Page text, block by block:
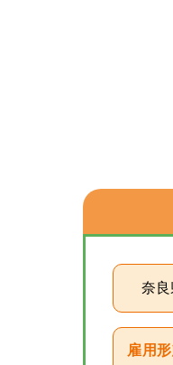
奈
雇用